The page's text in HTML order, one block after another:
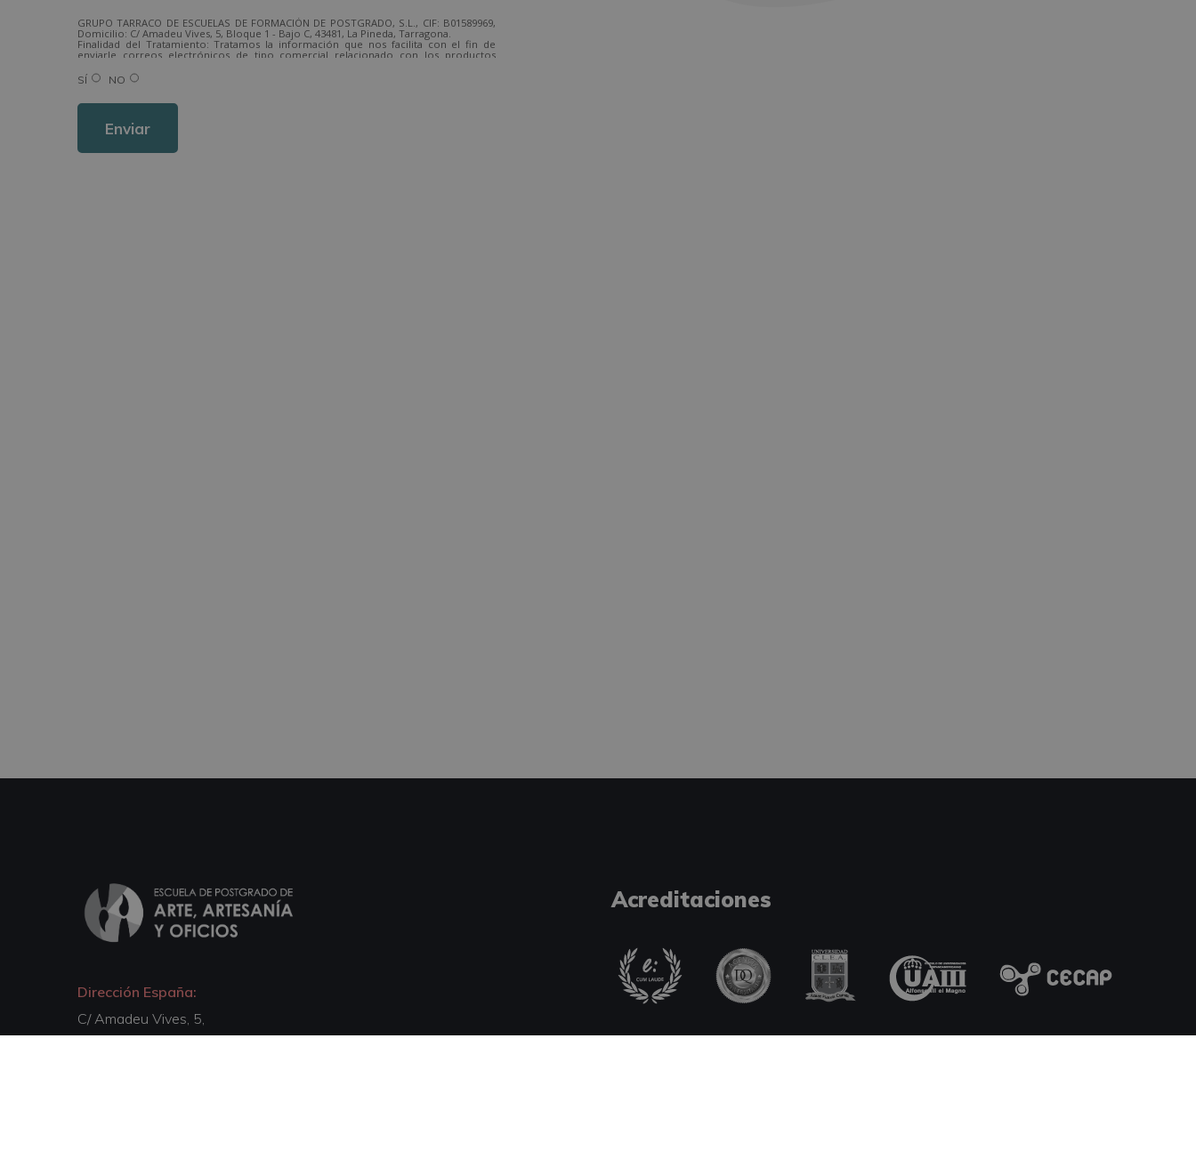
GRUPO TARRACO DE ESCUELAS DE FORMACIÓN DE POSTGRADO, S.L., CIF: B01589969,
Domicilio: C/ Amadeu Vives, 5, Bloque 1 - Bajo C, 43481, La Pineda, Tarragona.
Finalidad del Tratamiento: Tratamos la información que nos facilita con el fin de
enviarle correos electrónicos de tipo comercial relacionado con los productos
Legitimación del tratamiento: Consentimiento del interesado.
Derechos: Puede ejercitar sus derechos identificándose suficientemente,
Para más información consulte nuestra Política de Privacidad.
SÍ NO
Dirección España:
C/ Amadeu Vives, 5,
Acreditaciones